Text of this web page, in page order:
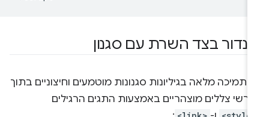
בצד השרת עם סגנון
תמיכה מלאה בגיליונות סגנונות מוטמעים וחיצוניים בתוך
צללים מוצהריים באמצעות התגים הרגילים